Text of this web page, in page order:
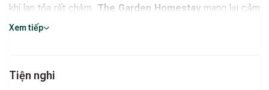
khí lan tỏa rất chậm. The Garden Homestaymang lại cảm
giác ấy một cách tự nhiên, khi không gian xanh mở ra trước
Xem tiếp
Tiện nghi